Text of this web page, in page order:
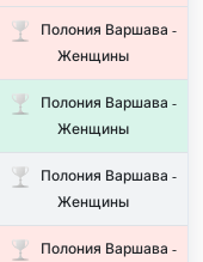
Полония Варшава -
Женщины
Полония Варшава -
Женщины
Полония Варшава -
Женщины
Полония Варшава -